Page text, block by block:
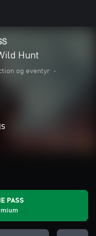
Hunt
og eventyr
•
PASS